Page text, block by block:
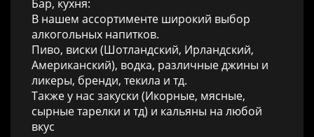
Бар, кухня:
В нашем ассортименте широкий выбор
алкогольных напитков.
Пиво, виски (Шотландский, Ирландский,
Американский), водка, различные джины и
ликеры, бренди, текила и тд.
Также у нас закуски (Икорные, мясные,
сырные тарелки и тд) и кальяны на любой
вкус